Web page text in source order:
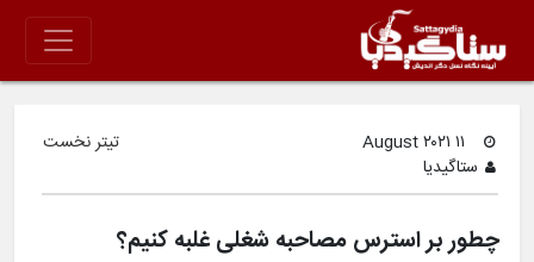
ستاگیدیا
تیتر نخست
چطور بر استرس مصاحبه شغلی غلبه کنیم؟